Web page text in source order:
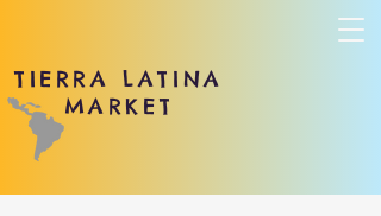
TIERRA LATINA
MARKET